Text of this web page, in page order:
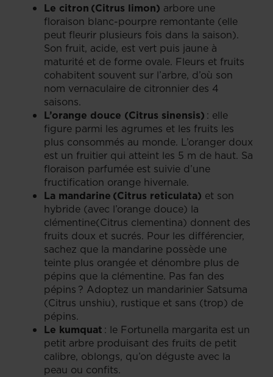
Le citron (Citrus limon) arbore une
floraison blanc-pourpre remontante (elle
peut fleurir plusieurs fois dans la saison).
Son fruit, acide, est vert puis jaune à
maturité et de forme ovale. Fleurs et fruits
cohabitent souvent sur l’arbre, d’où son
nom vernaculaire de citronnier des 4
saisons.
L’orange douce (Citrus sinensis) : elle
figure parmi les agrumes et les fruits les
plus consommés au monde. L’oranger doux
est un fruitier qui atteint les 5 m de haut. Sa
floraison parfumée est suivie d’une
fructification orange hivernale.
La mandarine (Citrus reticulata) et son
hybride (avec l’orange douce) la
clémentine(Citrus clementina) donnent des
fruits doux et sucrés. Pour les différencier,
sachez que la mandarine possède une
teinte plus orangée et dénombre plus de
pépins que la clémentine. Pas fan des
pépins ? Adoptez un mandarinier Satsuma
(Citrus unshiu), rustique et sans (trop) de
pépins.
Le kumquat : le Fortunella margarita est un
petit arbre produisant des fruits de petit
calibre, oblongs, qu’on déguste avec la
peau ou confits.